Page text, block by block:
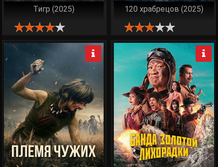
Тигр (2025) 120 храбрецов (2025)